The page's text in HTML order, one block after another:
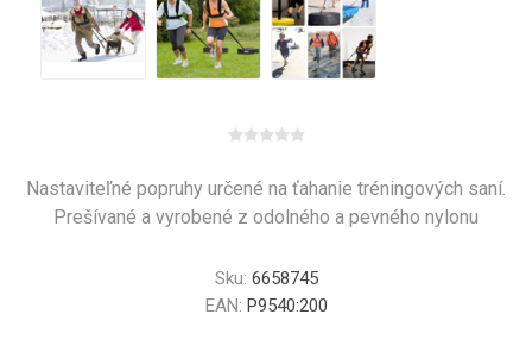
Nastaviteľné popruhy určené na ťahanie tréningových saní.
Prešívané a vyrobené z odolného a pevného nylonu
Sku: 6658745
EAN: P9540:200